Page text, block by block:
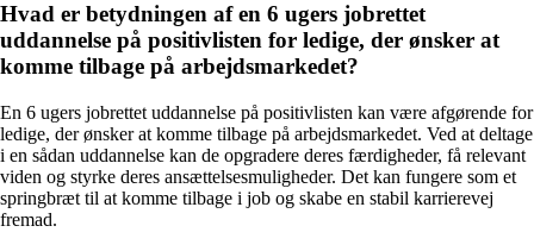
Hvad er betydningen af en 6 ugers jobrettet
uddannelse på positivlisten for ledige, der ønsker at
komme tilbage på arbejdsmarkedet?
En 6 ugers jobrettet uddannelse på positivlisten kan være afgørende for
ledige, der ønsker at komme tilbage på arbejdsmarkedet. Ved at deltage
i en sådan uddannelse kan de opgradere deres færdigheder, få relevant
viden og styrke deres ansættelsesmuligheder. Det kan fungere som et
springbræt til at komme tilbage i job og skabe en stabil karrierevej
fremad.